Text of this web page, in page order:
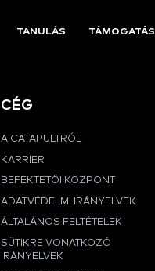
TANULÁS TÁMOGATÁS
CÉG
A CATAPULTRÓL
KARRIER
BEFEKTETŐI KÖZPONT
ADATVÉDELMI IRÁNYELVEK
ÁLTALÁNOS FELTÉTELEK
SÜTIKRE VONATKOZÓ
IRÁNYELVEK